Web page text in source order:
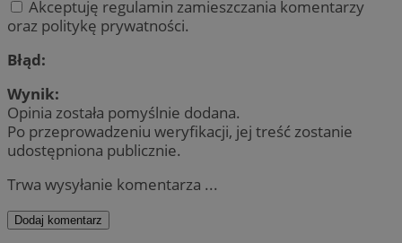
Akceptuję regulamin zamieszczania komentarzy
oraz politykę prywatności.
Błąd:
Wynik:
Opinia została pomyślnie dodana.
Po przeprowadzeniu weryfikacji, jej treść zostanie
udostępniona publicznie.
Trwa wysyłanie komentarza ...
Dodaj komentarz